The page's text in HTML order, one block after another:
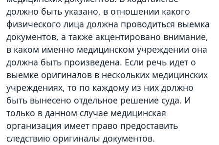
должно быть указано, в отношении какого
физического лица должна проводиться выемка
документов, а также акцентировано внимание,
в каком именно медицинском учреждении она
должна быть произведена. Если речь идет о
выемке оригиналов в нескольких медицинских
учреждениях, то по каждому из них должно
быть вынесено отдельное решение суда. И
только в данном случае медицинская
организация имеет право предоставить
следствию оригиналы документов.